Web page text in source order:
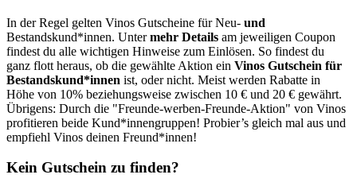
In der Regel gelten Vinos Gutscheine für Neu- und
Bestandskund*innen. Untermehr Details am jeweiligen Coupon
findest du alle wichtigen Hinweise zum Einlösen. So findest du
ganz flott heraus, ob die gewählte Aktion ein Vinos Gutschein für
Bestandskund*innen ist, oder nicht. Meist werden Rabatte in
Höhe von 10% beziehungsweise zwischen 10 € und 20 € gewährt.
Übrigens: Durch die "Freunde-werben-Freunde-Aktion" von Vinos
profitieren beide Kund*innengruppen! Probier’s gleich mal aus und
empfiehl Vinos deinen Freund*innen!
Kein Gutschein zu finden?